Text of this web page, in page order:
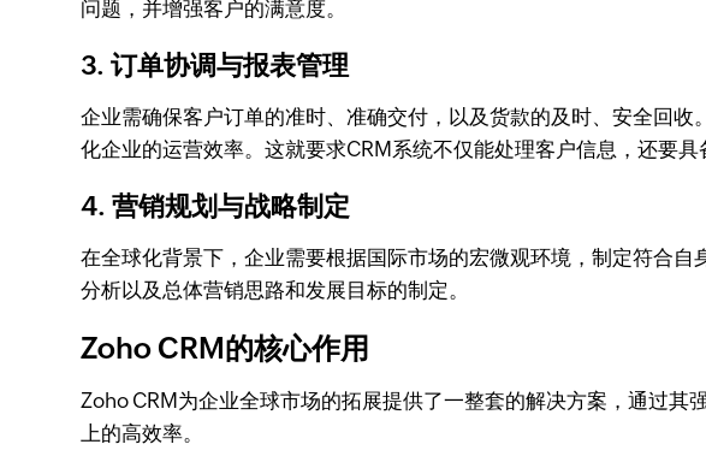
问题，并增强客户的满意度。
3. 订单协调与报表管理
企业需确保客户订单的准时、准确交付，以及货款的及时、安全回
化企业的运营效率。这就要求CRM系统不仅能处理客户信息，还要具
4. 营销规划与战略制定
在全球化背景下，企业需要根据国际市场的宏微观环境，制定符合
分析以及总体营销思路和发展目标的制定。
Zoho CRM的核心作用
Zoho CRM为企业全球市场的拓展提供了一整套的解决方案，通过其
上的高效率。